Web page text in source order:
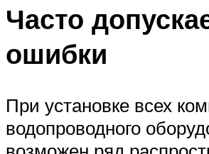
Часто
ошибки
При установке всех
водопроводного